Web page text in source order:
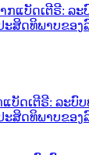
ບັດເຕີຣີ: ລະບົບ
ສິດທິພາບຂອງ